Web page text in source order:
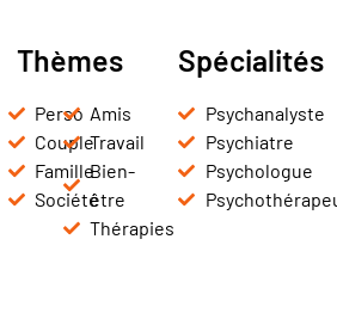
Thèmes
Perso
Couple
Famille
Société
Amis
Travail
Bien-
être
Thérapies
Spécialités
Psychanalyste
Psychiatre
Psychologue